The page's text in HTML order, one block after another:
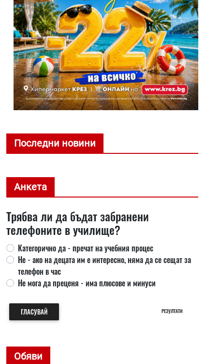
Последни новини
Анкета
Трябва ли да бъдат забранени
телефоните в училище?
Категорично да - пречат на учебния процес
Не - ако на децата им е интересно, няма да се сещат за
телефон в час
Не мога да преценя - има плюсове и минуси
ГЛАСУВАЙ РЕЗУЛТАТИ
Обяви